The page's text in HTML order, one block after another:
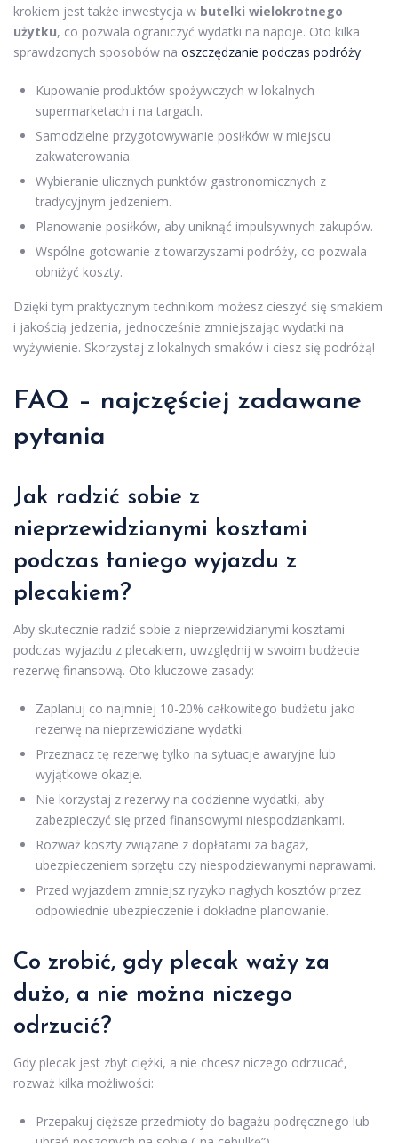
krokiem jest także inwestycja w butelki wielokrotnego
użytku, co pozwala ograniczyć wydatki na napoje. Oto kilka
sprawdzonych sposobów na oszczędzanie podczas podróży:
Kupowanie produktów spożywczych w lokalnych
supermarketach i na targach.
Samodzielne przygotowywanie posiłków w miejscu
zakwaterowania.
Wybieranie ulicznych punktów gastronomicznych z
tradycyjnym jedzeniem.
Planowanie posiłków, aby uniknąć impulsywnych zakupów.
Wspólne gotowanie z towarzyszami podróży, co pozwala
obniżyć koszty.
Dzięki tym praktycznym technikom możesz cieszyć się smakiem
i jakością jedzenia, jednocześnie zmniejszając wydatki na
wyżywienie. Skorzystaj z lokalnych smaków i ciesz się podróżą!
FAQ – najczęściej zadawane
pytania
Jak radzić sobie z
nieprzewidzianymi kosztami
podczas taniego wyjazdu z
plecakiem?
Aby skutecznie radzić sobie z nieprzewidzianymi kosztami
podczas wyjazdu z plecakiem, uwzględnij w swoim budżecie
rezerwę finansową. Oto kluczowe zasady:
Zaplanuj co najmniej 10-20% całkowitego budżetu jako
rezerwę na nieprzewidziane wydatki.
Przeznacz tę rezerwę tylko na sytuacje awaryjne lub
wyjątkowe okazje.
Nie korzystaj z rezerwy na codzienne wydatki, aby
zabezpieczyć się przed finansowymi niespodziankami.
Rozważ koszty związane z dopłatami za bagaż,
ubezpieczeniem sprzętu czy niespodziewanymi naprawami.
Przed wyjazdem zmniejsz ryzyko nagłych kosztów przez
odpowiednie ubezpieczenie i dokładne planowanie.
Co zrobić, gdy plecak waży za
dużo, a nie można niczego
odrzucić?
Gdy plecak jest zbyt ciężki, a nie chcesz niczego odrzucać,
rozważ kilka możliwości:
Przepakuj cięższe przedmioty do bagażu podręcznego lub